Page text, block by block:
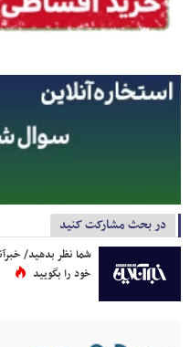
در بحث مشارکت کنید
شما نظر بدهید/
خود را بگویید